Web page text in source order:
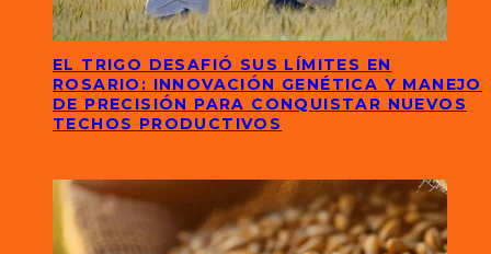
EL TRIGO DESAFIÓ SUS LÍMITES EN
ROSARIO: INNOVACIÓN GENÉTICA Y MANEJO
DE PRECISIÓN PARA CONQUISTAR NUEVOS
TECHOS PRODUCTIVOS